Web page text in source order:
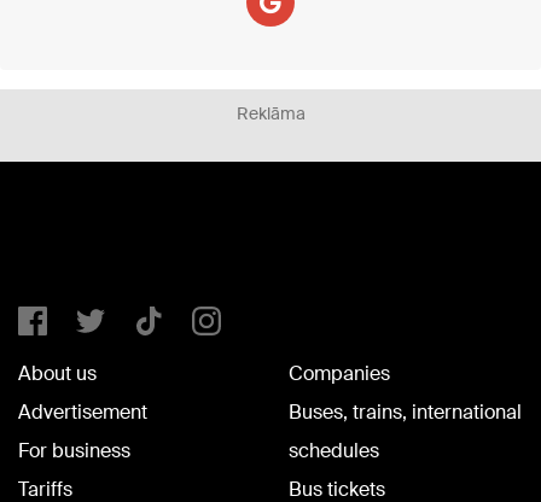
Reklāma
About us
Advertisement
For business
Tariffs
Companies
Buses, trains, international
schedules
Bus tickets